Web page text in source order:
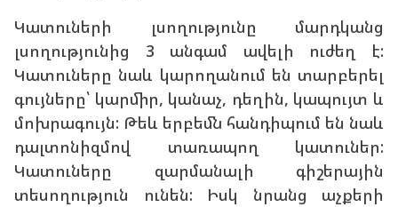
Կատուների լսողությունը մարդկանց
լսողությունից 3 անգամ ավելի ուժեղ է:
Կատուները նաև կարողանում են տարբերել
գույները՝ կարմիր, կանաչ, դեղին, կապույտ և
մոխրագույն: Թեև երբեմն հանդիպում են նաև
դալտոնիզմով տառապող կատուներ:
Կատուները զարմանալի գիշերային
տեսողություն ունեն: Իսկ նրանց աչքերի